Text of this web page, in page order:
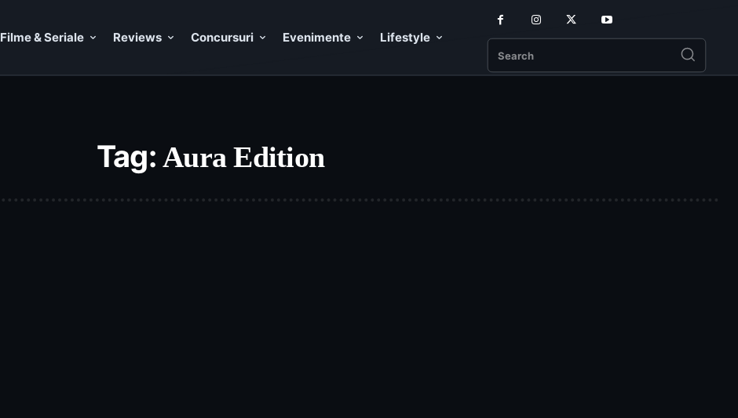
Filme & Seriale Reviews Concursuri Evenimente Lifestyle
Search
Tag:Aura Edition